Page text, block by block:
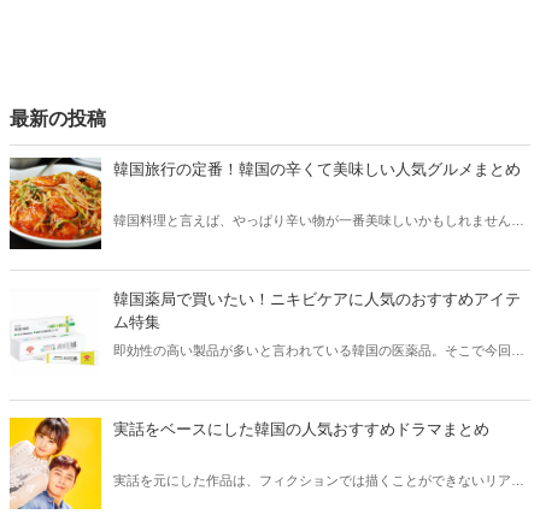
最新の投稿
韓国旅行の定番！韓国の辛くて美味しい人気グルメまとめ
韓国料理と言えば、やっぱり辛い物が一番美味しいかもしれません。
方も必見です。
韓国薬局で買いたい！ニキビケアに人気のおすすめアイテ
ム特集
即効性の高い製品が多いと言われている韓国の医薬品。そこで今回は
う。
実話をベースにした韓国の人気おすすめドラマまとめ
実話を元にした作品は、フィクションでは描くことができないリアル